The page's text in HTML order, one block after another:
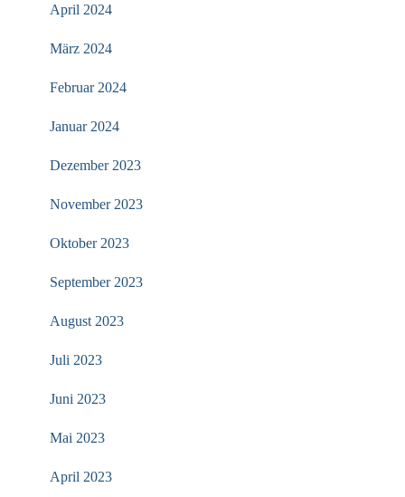
April 2024
März 2024
Februar 2024
Januar 2024
Dezember 2023
November 2023
Oktober 2023
September 2023
August 2023
Juli 2023
Juni 2023
Mai 2023
April 2023